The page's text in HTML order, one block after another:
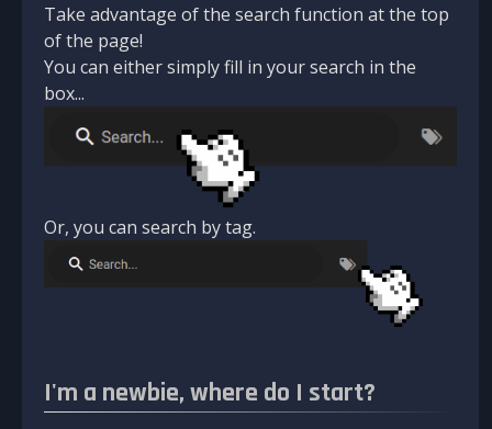
Take advantage of the search function at the top
of the page!
You can either simply fill in your search in the
box...
Or, you can search by tag.
I'm a newbie, where do I start?